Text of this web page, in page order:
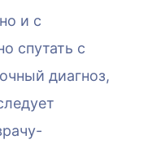
и с
спутать с
диагноз,